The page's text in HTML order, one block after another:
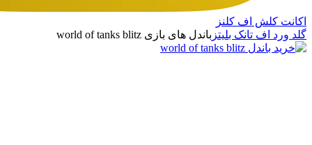
اکانت کلش اف کلنز
گلد ورد اف تانک بلیتز باندل های بازی world of tanks blitz